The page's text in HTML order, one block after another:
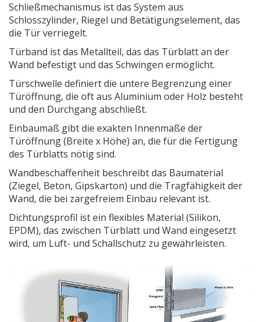
Schließmechanismus istdas System aus
Schlosszylinder, Riegel und Betätigungselement, das
die Tür verriegelt.
Türband istdas Metallteil, das das Türblatt an der
Wand befestigt und das Schwingen ermöglicht.
Türschwelle definiertdie untere Begrenzung einer
Türöffnung, die oft aus Aluminium oder Holz besteht
und den Durchgang abschließt.
Einbaumaß gibtdie exakten Innenmaße der
Türöffnung (Breite x Höhe) an, die für die Fertigung
des Türblatts nötig sind.
Wandbeschaffenheit beschreibtdas Baumaterial
(Ziegel, Beton, Gipskarton) und die Tragfähigkeit der
Wand, die bei zargefreiem Einbau relevant ist.
Dichtungsprofil istein flexibles Material (Silikon,
EPDM), das zwischen Türblatt und Wand eingesetzt
wird, um Luft- und Schallschutz zu gewährleisten.